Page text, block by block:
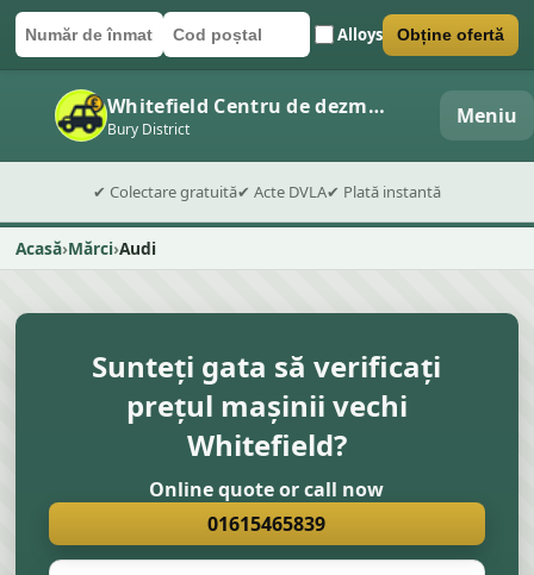
Număr de înmatriculare
Cod poștal Alloys
Trimite formularul Obține ofertă
Whitefield Centru de dezmembrări auto
Bury District Meniu
✔ Colectare gratuită✔ Acte DVLA✔ Plată instantă
Acasă Mărci Audi
Sunteți gata să verificați
prețul mașinii vechi
Whitefield?
Online quote or call now
01615465839